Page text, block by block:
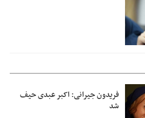
فریدون جیرانی: اکبر عبدی حیف
شد